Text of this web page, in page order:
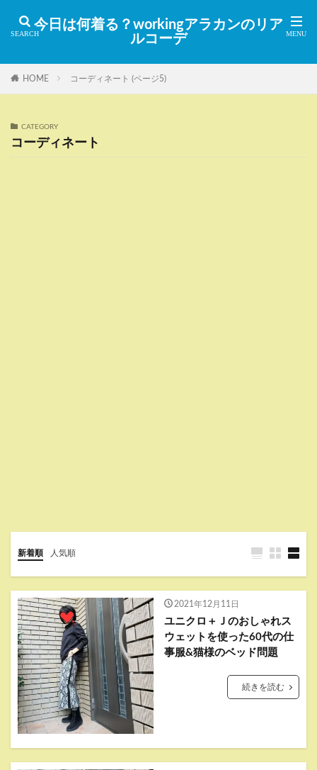
今日は何着る？workingアラカンのリア
ルコーデ
HOME コーディネート (ページ5)
CATEGORY
コーディネート
新着順 人気順
2021年12月11日
ユニクロ＋Ｊのおしゃれス
ウェットを使った60代の仕
事服&猫様のベッド問題
続きを読む